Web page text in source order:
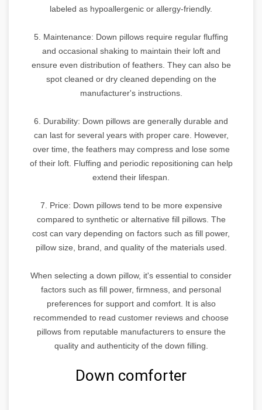
labeled as hypoallergenic or allergy-friendly.
5. Maintenance: Down pillows require regular fluffing
and occasional shaking to maintain their loft and
ensure even distribution of feathers. They can also be
spot cleaned or dry cleaned depending on the
manufacturer's instructions.
6. Durability: Down pillows are generally durable and
can last for several years with proper care. However,
over time, the feathers may compress and lose some
of their loft. Fluffing and periodic repositioning can help
extend their lifespan.
7. Price: Down pillows tend to be more expensive
compared to synthetic or alternative fill pillows. The
cost can vary depending on factors such as fill power,
pillow size, brand, and quality of the materials used.
When selecting a down pillow, it's essential to consider
factors such as fill power, firmness, and personal
preferences for support and comfort. It is also
recommended to read customer reviews and choose
pillows from reputable manufacturers to ensure the
quality and authenticity of the down filling.
Down comforter